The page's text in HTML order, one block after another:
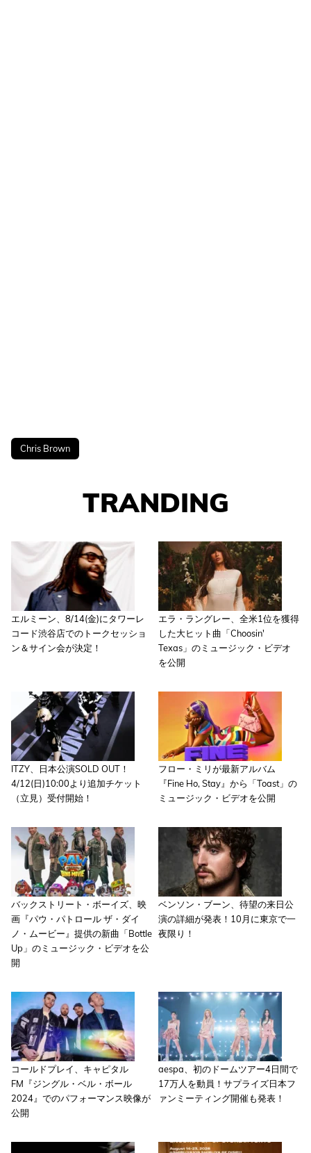
Chris Brown
TRANDING
エルミーン、8/14(金)にタワーレ
コード渋谷店でのトークセッショ
ン＆サイン会が決定！
エラ・ラングレー、全米1位を獲得
した大ヒット曲「Choosin'
Texas」のミュージック・ビデオ
を公開
ITZY、日本公演SOLD OUT！
4/12(日)10:00より追加チケット
（立見）受付開始！
フロー・ミリが最新アルバム
『Fine Ho, Stay』から「Toast」の
ミュージック・ビデオを公開
バックストリート・ボーイズ、映
画『パウ・パトロール ザ・ダイ
ノ・ムービー』提供の新曲「Bottle
Up」のミュージック・ビデオを公
開
ベンソン・ブーン、待望の来日公
演の詳細が発表！10月に東京で一
夜限り！
コールドプレイ、キャピタル
FM『ジングル・ベル・ボール
2024』でのパフォーマンス映像が
公開
aespa、初のドームツアー4日間で
17万人を動員！サプライズ日本フ
ァンミーティング開催も発表！